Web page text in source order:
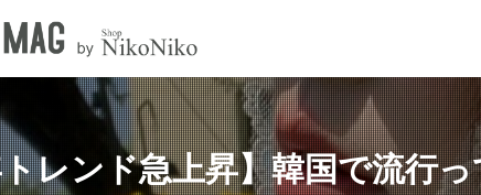
レンド急上昇】韓国で流行
淡色女子 韓国女子 ショルダーバッグ イエベ プチプラ
カテゴリー